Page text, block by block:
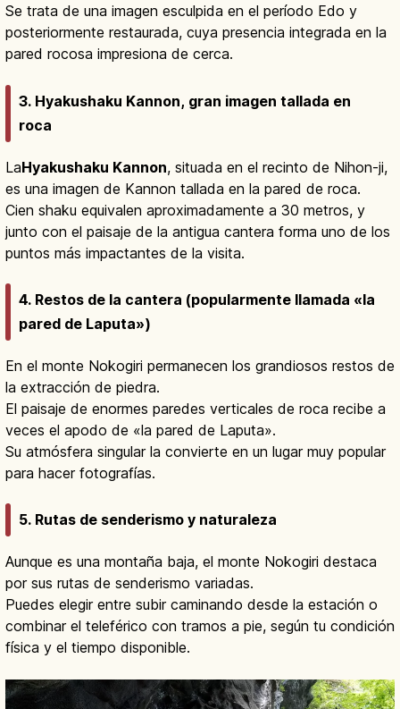
Se trata de una imagen esculpida en el período Edo y
posteriormente restaurada, cuya presencia integrada en la
pared rocosa impresiona de cerca.
3. Hyakushaku Kannon, gran imagen tallada en
roca
LaHyakushaku Kannon, situada en el recinto de Nihon-ji,
es una imagen de Kannon tallada en la pared de roca.
Cien shaku equivalen aproximadamente a 30 metros, y
junto con el paisaje de la antigua cantera forma uno de los
puntos más impactantes de la visita.
4. Restos de la cantera (popularmente llamada «la
pared de Laputa»)
En el monte Nokogiri permanecen los grandiosos restos de
la extracción de piedra.
El paisaje de enormes paredes verticales de roca recibe a
veces el apodo de «la pared de Laputa».
Su atmósfera singular la convierte en un lugar muy popular
para hacer fotografías.
5. Rutas de senderismo y naturaleza
Aunque es una montaña baja, el monte Nokogiri destaca
por sus rutas de senderismo variadas.
Puedes elegir entre subir caminando desde la estación o
combinar el teleférico con tramos a pie, según tu condición
física y el tiempo disponible.